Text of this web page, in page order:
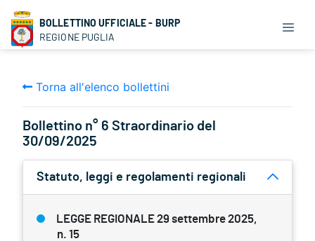
BOLLETTINO UFFICIALE - BURP
REGIONE PUGLIA
Torna all'elenco bollettini
Bollettino n° 6 Straordinario del
30/09/2025
Statuto, leggi e regolamenti regionali
LEGGE REGIONALE 29 settembre 2025,
n. 15